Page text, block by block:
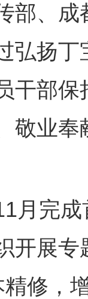
部、
弘扬丁
干部
敬业
完成
开展
修，